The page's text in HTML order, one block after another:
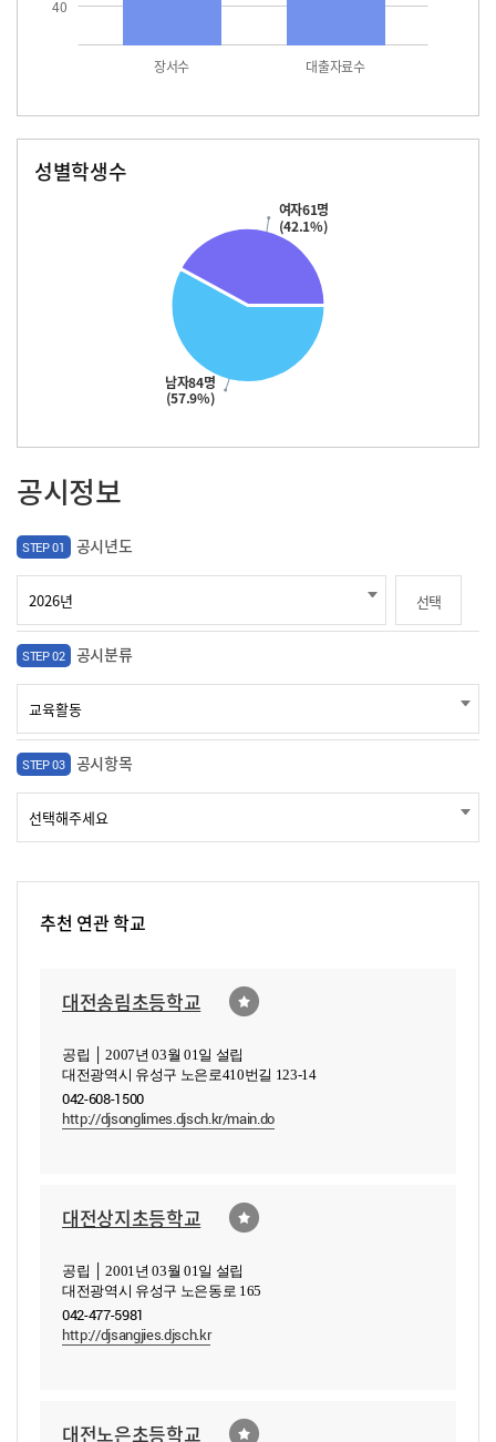
40
장서수 대출자료수
성별학생수
남자84명
(57.9%)
여자61명
(42.1%)
공시정보
STEP 01 공시년도
선택
STEP 02 공시분류
STEP 03 공시항목
추천 연관 학교
대전송림초등학교
공립 │ 2007년 03월 01일 설립
대전광역시 유성구 노은로410번길 123-14
042-608-1500
http://djsonglimes.djsch.kr/main.do
대전상지초등학교
공립 │ 2001년 03월 01일 설립
대전광역시 유성구 노은동로 165
042-477-5981
http://djsangjies.djsch.kr
대전노은초등학교